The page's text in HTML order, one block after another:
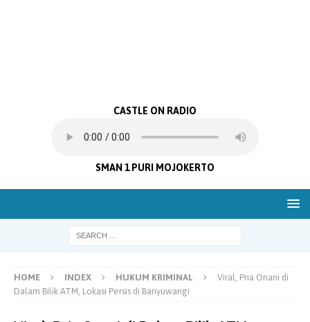
CASTLE ON RADIO
SMAN 1 PURI MOJOKERTO
HOME INDEX HUKUM KRIMINAL
Viral, Pria Onani di
Dalam Bilik ATM, Lokasi Persis di Banyuwangi